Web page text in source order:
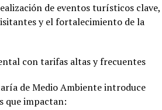
de eventos turísticos clave,
y el fortalecimiento de la
con tarifas altas y frecuentes
de Medio Ambiente introduce
que impactan: